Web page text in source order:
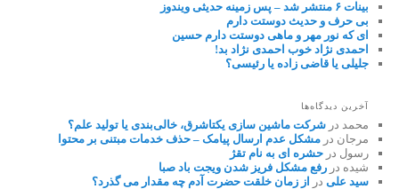
بینات ۶ منتشر شد – پس زمینه حدیثی ویندوز
بی حرف و حدیث دوستت دارم
ای که نور مهر و ماهی دوستت دارم حسین
احمدی نژاد خوب احمدی نژاد بد!
جلیلی یا قاضی زاده یا رئیسی؟
آخرین دیدگاه‌ها
محمد درشرکت ماشین سازی یکتاشرق، خالی‌بندی یا تولید علم؟
مرجان درمشکل عدم ارسال پیامک – حذف خدمات مبتنی بر محتوا
رسول درحشره ای به نام تقژ
شیده دررفع مشکل فریز شدن ویجت باد صبا
سید علی در از زمان خلقت حضرت آدم چه مقدار می گذرد؟